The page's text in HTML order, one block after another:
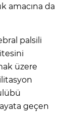
amacına da
palsili
üzere
geçen